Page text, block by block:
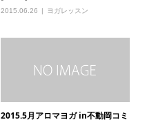
2015.06.26 ヨガレッスン
2015.5月アロマヨガ in不動岡コミ